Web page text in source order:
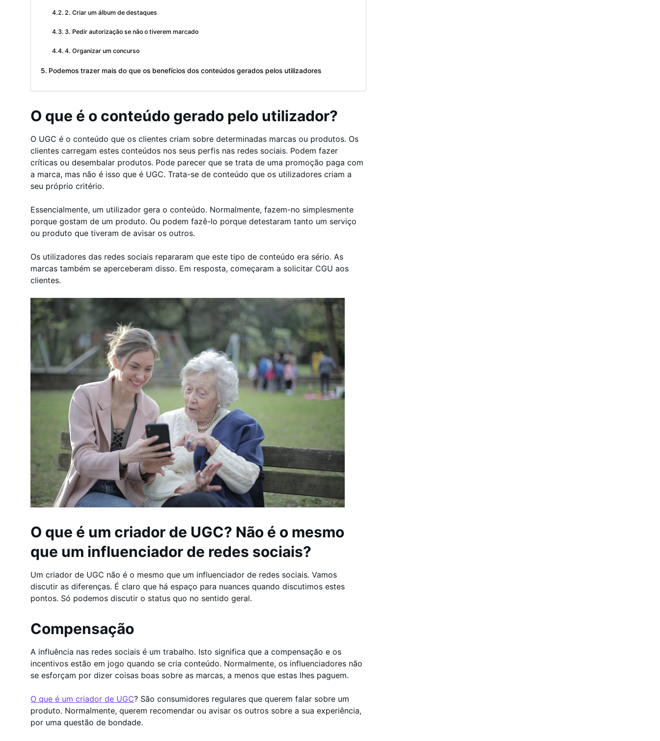
2. Criar um álbum de destaques
3. Pedir autorização se não o tiverem marcado
4. Organizar um concurso
Podemos trazer mais do que os benefícios dos conteúdos gerados pelos utilizadores
O que é o conteúdo gerado pelo utilizador?
O UGC é o conteúdo que os clientes criam sobre determinadas marcas ou produtos. Os
clientes carregam estes conteúdos nos seus perfis nas redes sociais. Podem fazer
críticas ou desembalar produtos. Pode parecer que se trata de uma promoção paga com
a marca, mas não é isso que é UGC. Trata-se de conteúdo que os utilizadores criam a
seu próprio critério.
Essencialmente, um utilizador gera o conteúdo. Normalmente, fazem-no simplesmente
porque gostam de um produto. Ou podem fazê-lo porque detestaram tanto um serviço
ou produto que tiveram de avisar os outros.
Os utilizadores das redes sociais repararam que este tipo de conteúdo era sério. As
marcas também se aperceberam disso. Em resposta, começaram a solicitar CGU aos
clientes.
O que é um criador de UGC? Não é o mesmo
que um influenciador de redes sociais?
Um criador de UGC não é o mesmo que um influenciador de redes sociais. Vamos
discutir as diferenças. É claro que há espaço para nuances quando discutimos estes
pontos. Só podemos discutir o status quo no sentido geral.
Compensação
A influência nas redes sociais é um trabalho. Isto significa que a compensação e os
incentivos estão em jogo quando se cria conteúdo. Normalmente, os influenciadores não
se esforçam por dizer coisas boas sobre as marcas, a menos que estas lhes paguem.
O que é um criador de UGC? São consumidores regulares que querem falar sobre um
produto. Normalmente, querem recomendar ou avisar os outros sobre a sua experiência,
por uma questão de bondade.